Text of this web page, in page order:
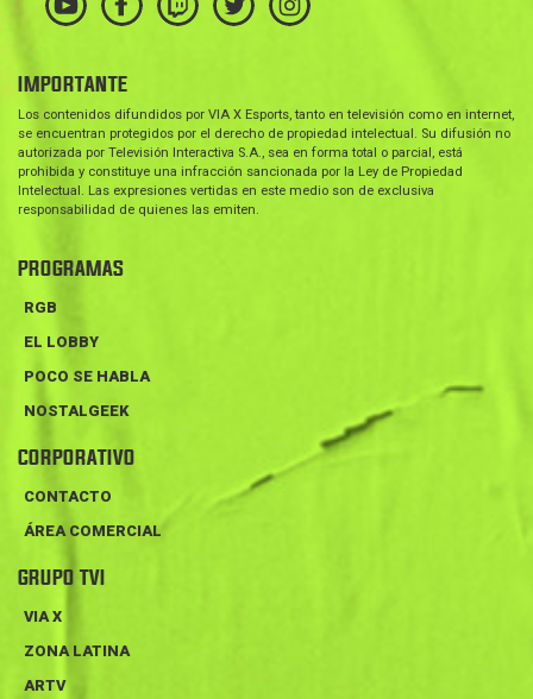
IMPORTANTE
Los contenidos difundidos por VIA X Esports, tanto en televisión como en internet,
se encuentran protegidos por el derecho de propiedad intelectual. Su difusión no
autorizada por Televisión Interactiva S.A., sea en forma total o parcial, está
prohibida y constituye una infracción sancionada por la Ley de Propiedad
Intelectual. Las expresiones vertidas en este medio son de exclusiva
responsabilidad de quienes las emiten.
PROGRAMAS
RGB
EL LOBBY
POCO SE HABLA
NOSTALGEEK
CORPORATIVO
CONTACTO
ÁREA COMERCIAL
GRUPO TVI
VIA X
ZONA LATINA
ARTV